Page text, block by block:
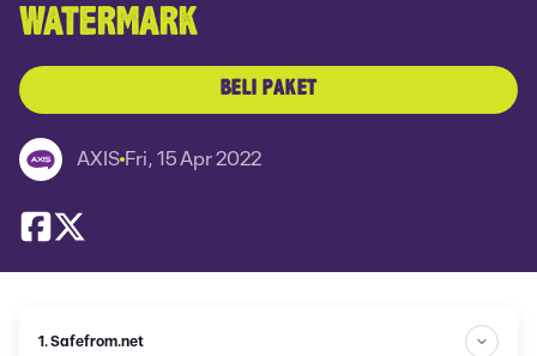
WATERMARK
BELI PAKET
AXIS Fri, 15 Apr 2022
1. Safefrom.net